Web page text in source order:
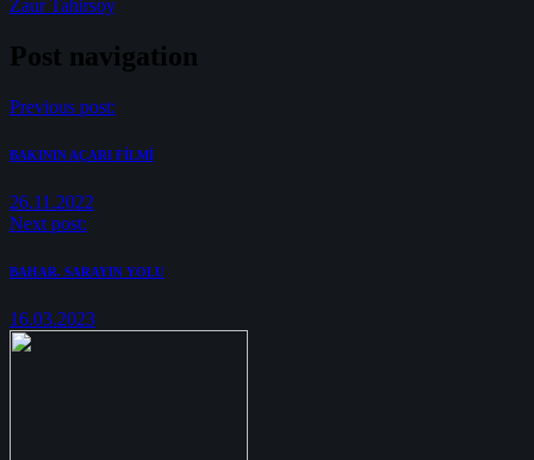
Zaur Tahirsoy
Post navigation
Previous post:
BAKININ AÇARI FİLMİ
26.11.2022
Next post:
BAHAR. SARAYIN YOLU
16.03.2023